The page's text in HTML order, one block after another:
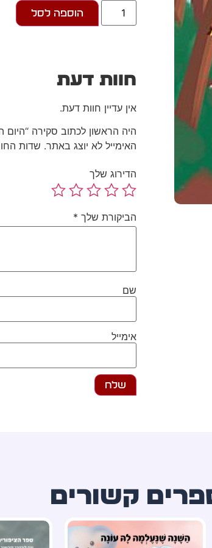
הוספה לסל
חוות דעת
אין עדיין חוות דעת.
היה הראשון לכתוב סקירה
האימייל לא יוצג באתר. שדות
הדירוג שלך
הביקורת שלך *
שם
אימייל
קשורים